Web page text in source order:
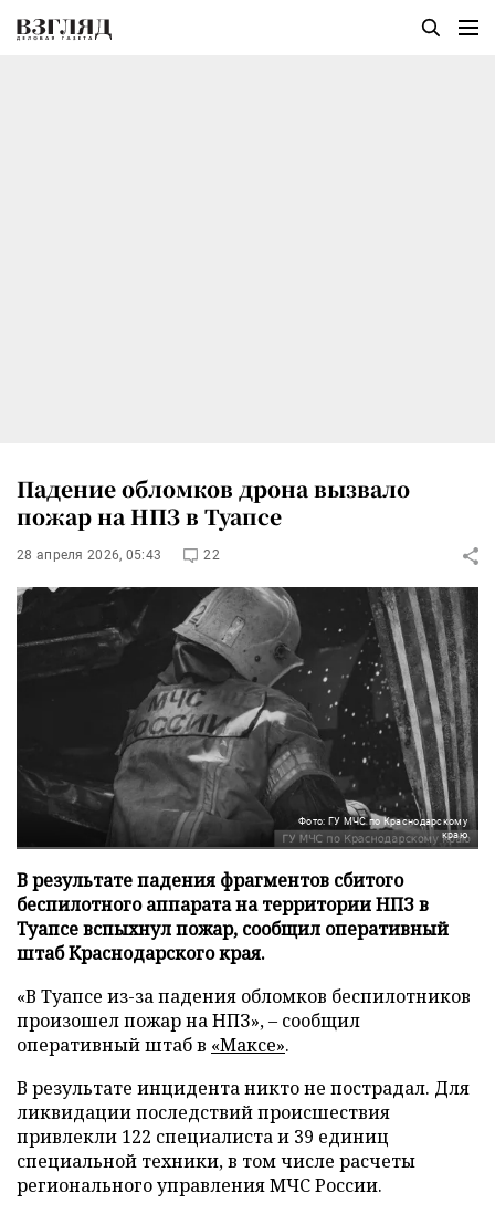
Падение обломков дрона вызвало
пожар на НПЗ в Туапсе
28 апреля 2026, 05:43 22
Фото: ГУ МЧС по Краснодарскому
краю
В результате падения фрагментов сбитого
беспилотного аппарата на территории НПЗ в
Туапсе вспыхнул пожар, сообщил оперативный
штаб Краснодарского края.
«В Туапсе из-за падения обломков беспилотников
произошел пожар на НПЗ», – сообщил
оперативный штаб в «Максе».
В результате инцидента никто не пострадал. Для
ликвидации последствий происшествия
привлекли 122 специалиста и 39 единиц
специальной техники, в том числе расчеты
регионального управления МЧС России.